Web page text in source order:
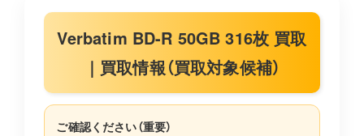
Verbatim BD-R 50GB 316枚 買取
｜買取情報（買取対象候補）
ご確認ください（重要）